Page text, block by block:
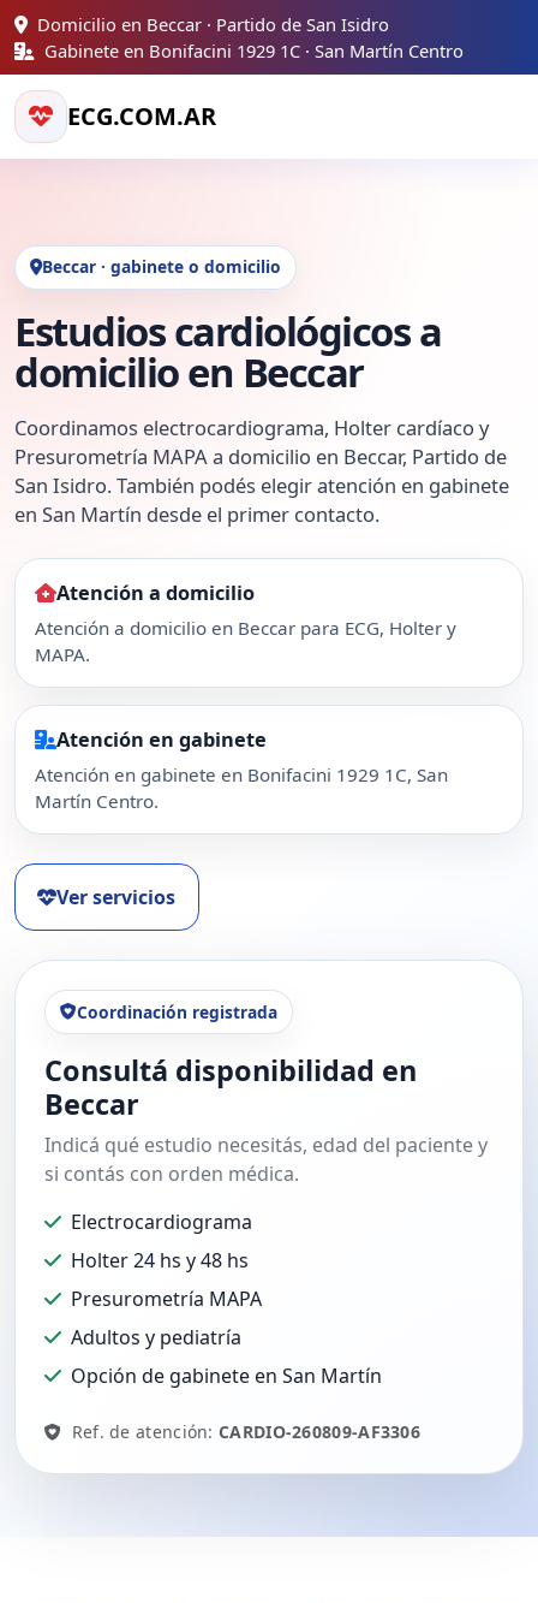
Domicilio en Beccar · Partido de San Isidro
Gabinete en Bonifacini 1929 1C · San Martín Centro
ECG.COM.AR
Beccar · gabinete o domicilio
Estudios cardiológicos a
domicilio en Beccar
Coordinamos electrocardiograma, Holter cardíaco y
Presurometría MAPA a domicilio en Beccar, Partido de
San Isidro. También podés elegir atención en gabinete
en San Martín desde el primer contacto.
Atención a domicilio
Atención a domicilio en Beccar para ECG, Holter y
MAPA.
Atención en gabinete
Atención en gabinete en Bonifacini 1929 1C, San
Martín Centro.
Ver servicios
Coordinación registrada
Consultá disponibilidad en
Beccar
Indicá qué estudio necesitás, edad del paciente y
si contás con orden médica.
Electrocardiograma
Holter 24 hs y 48 hs
Presurometría MAPA
Adultos y pediatría
Opción de gabinete en San Martín
Ref. de atención:CARDIO-260809-AF3306